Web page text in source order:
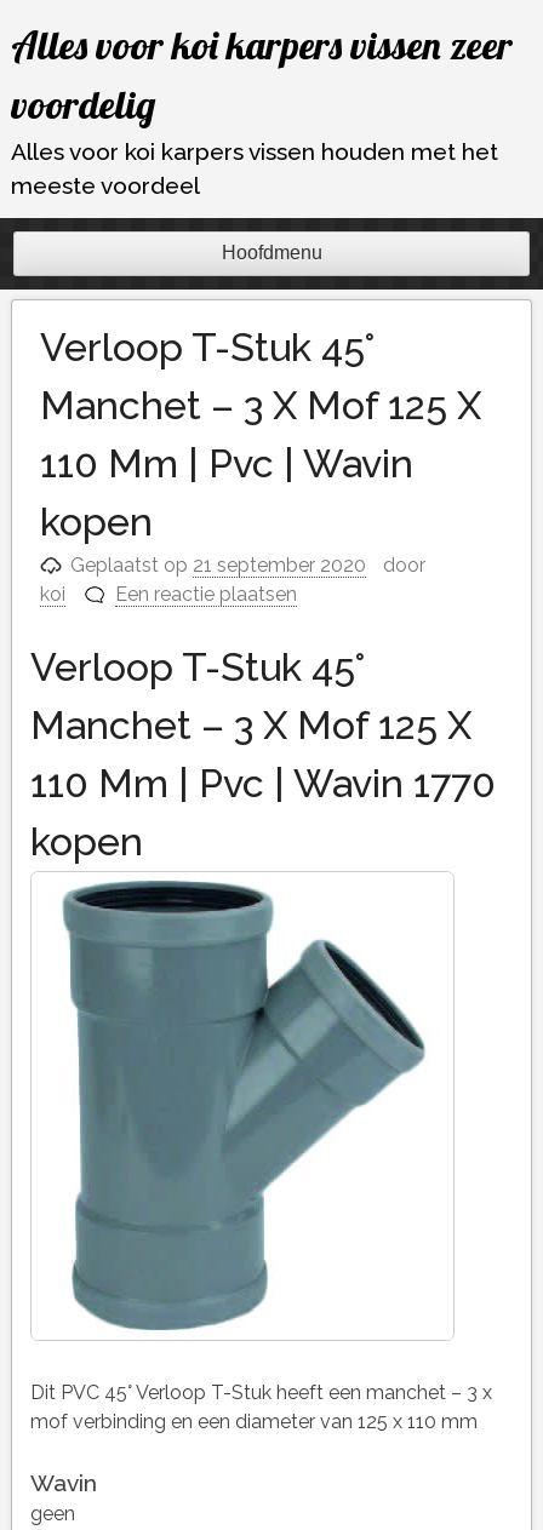
naar
inhoud
Alles voor koi karpers vissen zeer
voordelig
Alles voor koi karpers vissen houden met het
meeste voordeel
Hoofdmenu
Verloop T-Stuk 45°
Manchet – 3 X Mof 125 X
110 Mm | Pvc | Wavin
kopen
Geplaatst op 21 september 2020
door
koi
Een reactie plaatsen
Verloop T-Stuk 45°
Manchet – 3 X Mof 125 X
110 Mm | Pvc | Wavin 1770
kopen
Dit PVC 45° Verloop T-Stuk heeft een manchet – 3 x
mof verbinding en een diameter van 125 x 110 mm
Wavin
geen